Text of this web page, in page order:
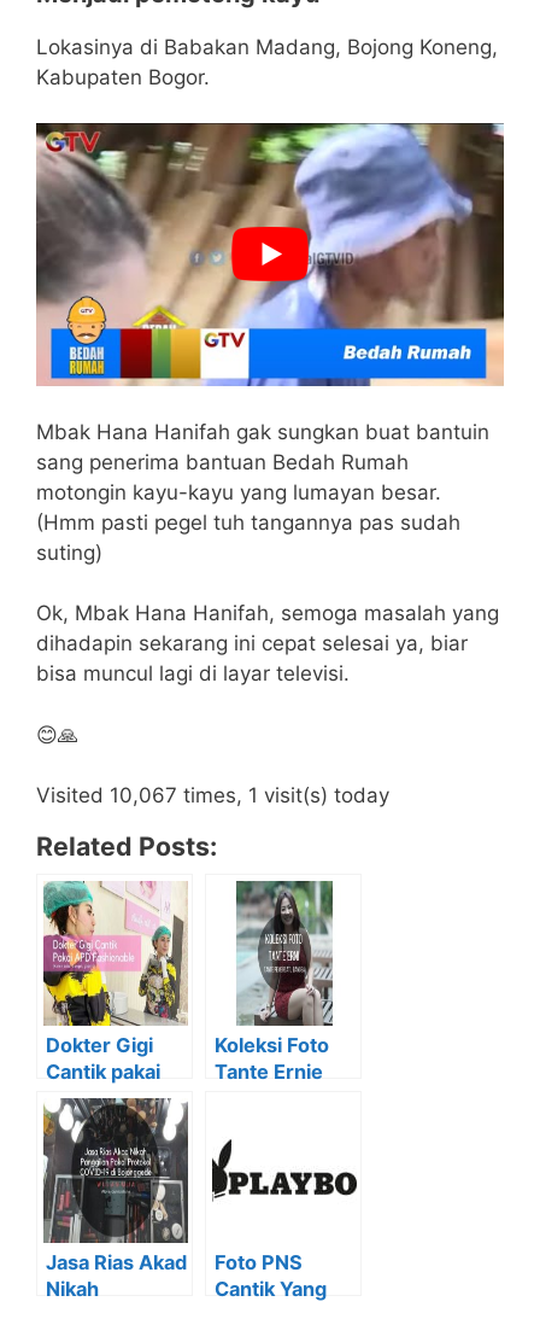
Lokasinya di Babakan Madang, Bojong Koneng,
Kabupaten Bogor.
Mbak Hana Hanifah gak sungkan buat bantuin
sang penerima bantuan Bedah Rumah
motongin kayu-kayu yang lumayan besar.
(Hmm pasti pegel tuh tangannya pas sudah
suting)
Ok, Mbak Hana Hanifah, semoga masalah yang
dihadapin sekarang ini cepat selesai ya, biar
bisa muncul lagi di layar televisi.
😊🙏
Visited 10,067 times, 1 visit(s) today
Related Posts:
Dokter Gigi
Cantik pakai
APD
Fashionable
Koleksi Foto
Tante Ernie
MARI GAES)
Jasa Rias Akad
Nikah
Foto PNS
Cantik Yang